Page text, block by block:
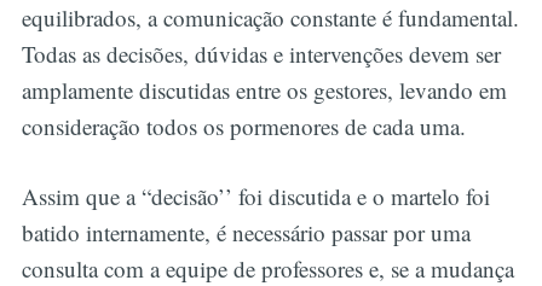
equilibrados, a comunicação constante é fundamental.
Todas as decisões, dúvidas e intervenções devem ser
amplamente discutidas entre os gestores, levando em
consideração todos os pormenores de cada uma.
Assim que a “decisão’’ foi discutida e o martelo foi
batido internamente, é necessário passar por uma
consulta com a equipe de professores e, se a mudança